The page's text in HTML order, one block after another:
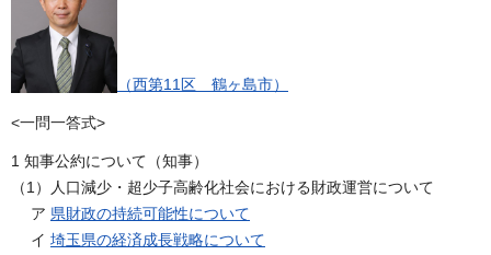
（西第11区 鶴ヶ島市）
<一問一答式>
1 知事公約について（知事）
（1）人口減少・超少子高齢化社会における財政運営について
ア 県財政の持続可能性について
イ 埼玉県の経済成長戦略について